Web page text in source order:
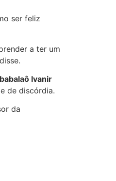
ser feliz
a ter um
Ivanir
de discórdia.
da